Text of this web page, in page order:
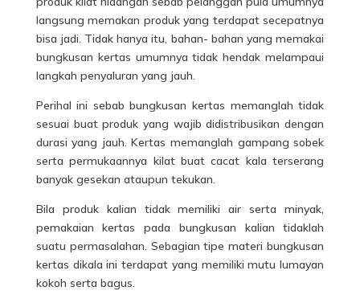
langsung memakan produk yang terdapat secepatnya
bisa jadi. Tidak hanya itu, bahan- bahan yang memakai
bungkusan kertas umumnya tidak hendak melampaui
langkah penyaluran yang jauh.
Perihal ini sebab bungkusan kertas memanglah tidak
sesuai buat produk yang wajib didistribusikan dengan
durasi yang jauh. Kertas memanglah gampang sobek
serta permukaannya kilat buat cacat kala terserang
banyak gesekan ataupun tekukan.
Bila produk kalian tidak memiliki air serta minyak,
pemakaian kertas pada bungkusan kalian tidaklah
suatu permasalahan. Sebagian tipe materi bungkusan
kertas dikala ini terdapat yang memiliki mutu lumayan
kokoh serta bagus.